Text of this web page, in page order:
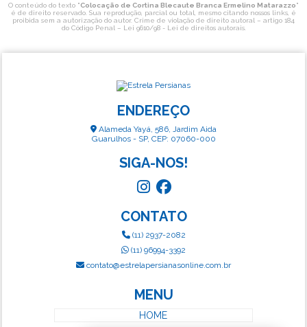
O conteúdo do texto "Colocação de Cortina Blecaute Branca Ermelino Matarazzo"
é de direito reservado. Sua reprodução, parcial ou total, mesmo citando nossos links, é
proibida sem a autorização do autor. Crime de violação de direito autoral – artigo 184
do Código Penal – Lei 9610/98 - Lei de direitos autorais.
ENDEREÇO
Alameda Yayá, 586, Jardim Aida
Guarulhos - SP, CEP: 07060-000
SIGA-NOS!
CONTATO
(11) 2937-2082
(11) 96994-3392
contato@estrelapersianasonline.com.br
MENU
HOME